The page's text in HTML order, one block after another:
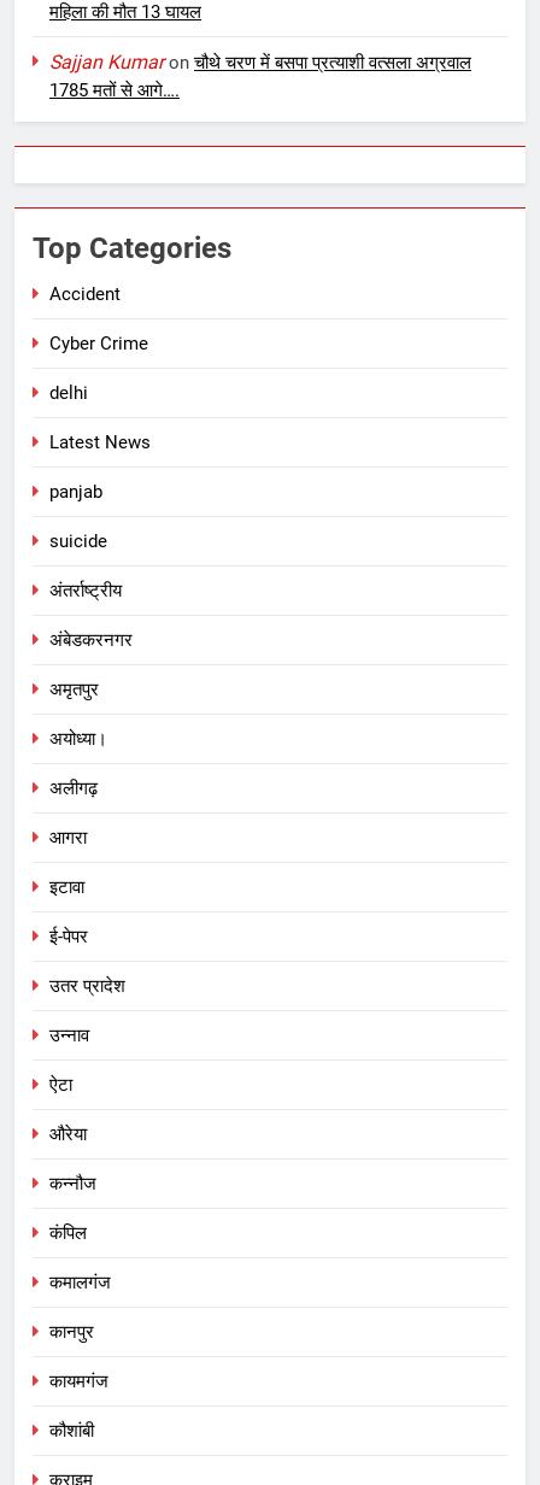
महिला की मौत 13 घायल
Sajjan Kumaronचौथे चरण में बसपा प्रत्याशी वत्सला अग्रवाल
1785 मतों से आगे….
Top Categories
Accident
Cyber Crime
delhi
Latest News
panjab
suicide
अंतर्राष्ट्रीय
अंबेडकरनगर
अमृतपुर
अयोध्या।
अलीगढ़
आगरा
इटावा
ई-पेपर
उतर प्रादेश
उन्नाव
ऐटा
औरेया
कन्नौज
कंपिल
कमालगंज
कानपुर
कायमगंज
कौशांबी
क्राइम